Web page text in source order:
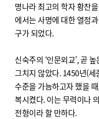
명나라 최고의 학자 황찬
에서는 사명에 대한 열정
구가 되었다.
신숙주의 ‘인문외교’, 곧
그치지 않았다. 1450년(
수준을 가늠하고자 했을
복시켰다. 이는 무력이나
전형이라 할 만하다.